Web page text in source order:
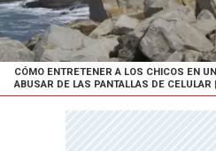
CÓMO ENTRETENER A LOS CHICOS EN
ABUSAR DE LAS PANTALLAS DE CELULAR